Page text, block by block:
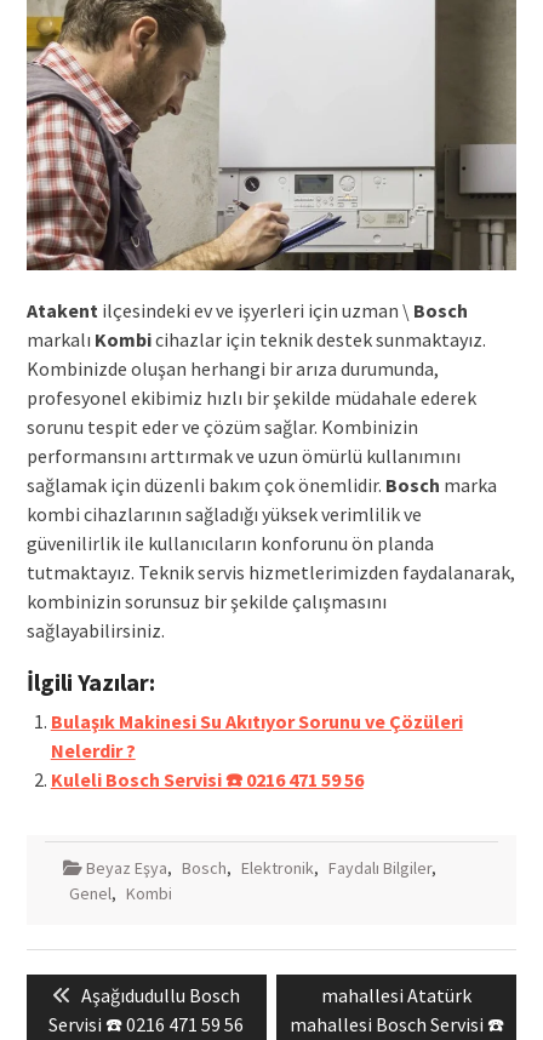
Atakentilçesindeki ev ve işyerleri için uzman \ Bosch
markalı Kombicihazlar için teknik destek sunmaktayız.
Kombinizde oluşan herhangi bir arıza durumunda,
profesyonel ekibimiz hızlı bir şekilde müdahale ederek
sorunu tespit eder ve çözüm sağlar. Kombinizin
performansını arttırmak ve uzun ömürlü kullanımını
sağlamak için düzenli bakım çok önemlidir. Bosch marka
kombi cihazlarının sağladığı yüksek verimlilik ve
güvenilirlik ile kullanıcıların konforunu ön planda
tutmaktayız. Teknik servis hizmetlerimizden faydalanarak,
kombinizin sorunsuz bir şekilde çalışmasını
sağlayabilirsiniz.
İlgili Yazılar:
Bulaşık Makinesi Su Akıtıyor Sorunu ve Çözüleri
Nelerdir ?
Kuleli Bosch Servisi ☎️ 0216 471 59 56
Beyaz Eşya, Bosch, Elektronik, Faydalı Bilgiler,
Genel, Kombi
Yazı
gezinmesi
Previous
post:
Aşağıdudullu Bosch
Servisi ☎️ 0216 471 59 56
Next
post:
mahallesi Atatürk
mahallesi Bosch Servisi ☎️